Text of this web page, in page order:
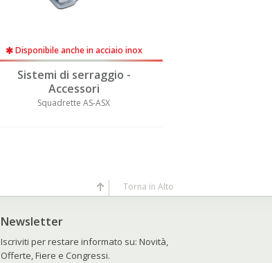
Disponibile anche in acciaio inox
Sistemi di serraggio -
Accessori
Squadrette AS-ASX
Newsletter
Iscriviti per restare informato su: Novità,
Offerte, Fiere e Congressi.
Torna in Alto